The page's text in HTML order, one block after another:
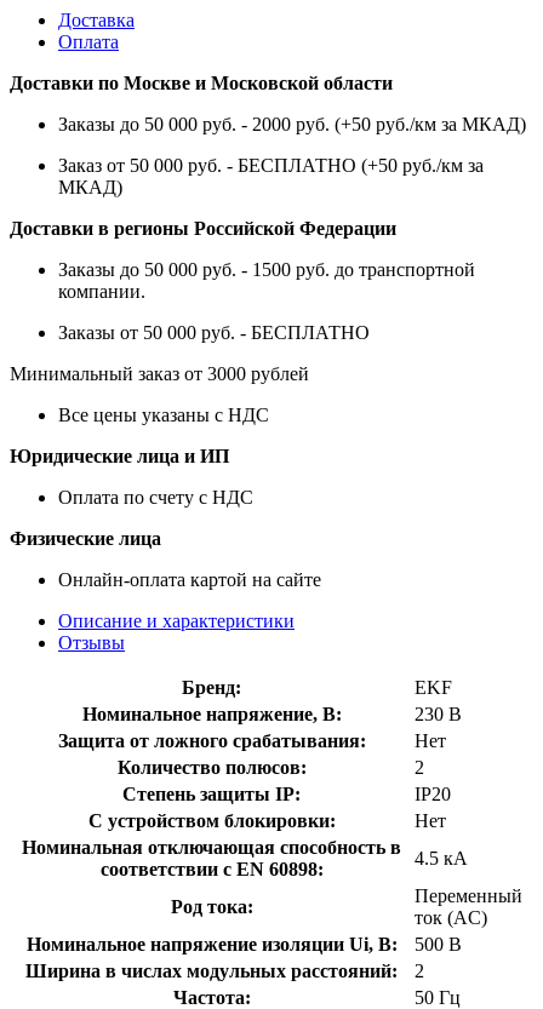
Доставка
Оплата
Доставки по Москве и Московской области
Заказы до 50 000 руб. - 2000 руб. (+50 руб./км за МКАД)
Заказ от 50 000 руб. - БЕСПЛАТНО (+50 руб./км за
МКАД)
Доставки в регионы Российской Федерации
Заказы до 50 000 руб. - 1500 руб. до транспортной
компании.
Заказы от 50 000 руб. - БЕСПЛАТНО
Минимальный заказ от 3000 рублей
Все цены указаны с НДС
Юридические лица и ИП
Оплата по счету с НДС
Физические лица
Онлайн-оплата картой на сайте
Описание и характеристики
Отзывы
Бренд:
EKF
Номинальное напряжение, В:
230 В
Защита от ложного срабатывания:
Нет
Количество полюсов:
2
Степень защиты IP:
IP20
С устройством блокировки:
Нет
Номинальная отключающая способность в
соответствии с EN 60898:
4.5 кА
Род тока:
Переменный
ток (AC)
Номинальное напряжение изоляции Ui, В:
500 В
Ширина в числах модульных расстояний:
2
Частота:
50 Гц